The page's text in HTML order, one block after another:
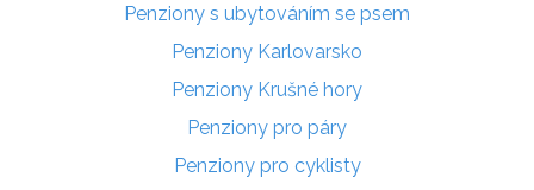
Penziony s ubytováním se psem
Penziony Karlovarsko
Penziony Krušné hory
Penziony pro páry
Penziony pro cyklisty